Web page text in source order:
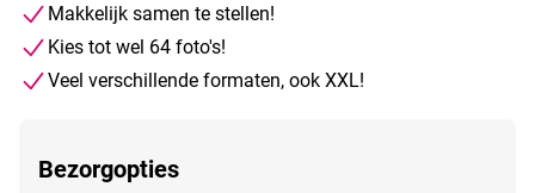
Makkelijk samen te stellen!
Kies tot wel 64 foto's!
Veel verschillende formaten, ook XXL!
Bezorgopties